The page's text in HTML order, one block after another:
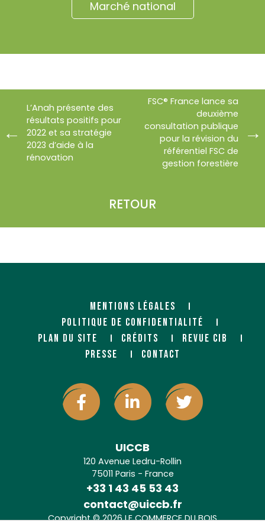
Marché national
L’Anah présente des
résultats positifs pour
2022 et sa stratégie
2023 d’aide à la
rénovation
RETOUR
FSC® France lance sa
deuxième
consultation publique
pour la révision du
référentiel FSC de
gestion forestière
MENTIONS LÉGALES
POLITIQUE DE CONFIDENTIALITÉ
PLAN DU SITE
CRÉDITS
REVUE CIB
PRESSE
CONTACT
UICCB
120 Avenue Ledru-Rollin
75011 Paris - France
+33 1 43 45 53 43
contact@uiccb.fr
Copyright © 2026 LE COMMERCE DU BOIS